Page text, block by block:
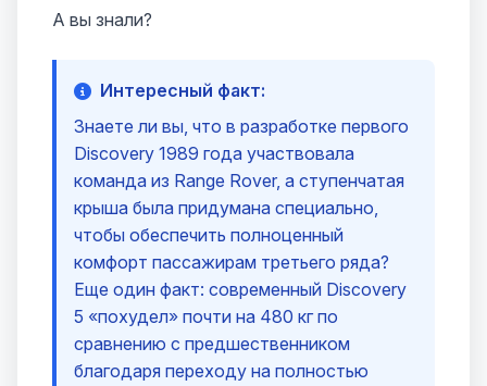
А вы знали?
Интересный факт:
Знаете ли вы, что в разработке первого
Discovery 1989 года участвовала
команда из Range Rover, а ступенчатая
крыша была придумана специально,
чтобы обеспечить полноценный
комфорт пассажирам третьего ряда?
Еще один факт: современный Discovery
5 «похудел» почти на 480 кг по
сравнению с предшественником
благодаря переходу на полностью